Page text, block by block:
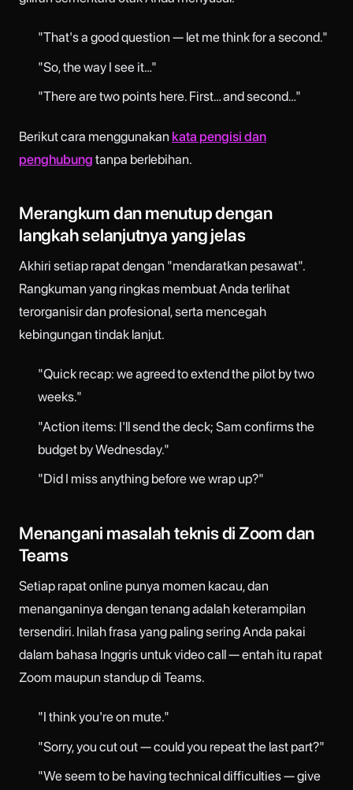
"That's a good question — let me think for a second."
"So, the way I see it…"
"There are two points here. First… and second…"
Berikut cara menggunakan kata pengisi dan
penghubung tanpa berlebihan.
Merangkum dan menutup dengan
langkah selanjutnya yang jelas
Akhiri setiap rapat dengan "mendaratkan pesawat".
Rangkuman yang ringkas membuat Anda terlihat
terorganisir dan profesional, serta mencegah
kebingungan tindak lanjut.
"Quick recap: we agreed to extend the pilot by two
weeks."
"Action items: I'll send the deck; Sam confirms the
budget by Wednesday."
"Did I miss anything before we wrap up?"
Menangani masalah teknis di Zoom dan
Teams
Setiap rapat online punya momen kacau, dan
menanganinya dengan tenang adalah keterampilan
tersendiri. Inilah frasa yang paling sering Anda pakai
dalam bahasa Inggris untuk video call — entah itu rapat
Zoom maupun standup di Teams.
"I think you're on mute."
"Sorry, you cut out — could you repeat the last part?"
"We seem to be having technical difficulties — give